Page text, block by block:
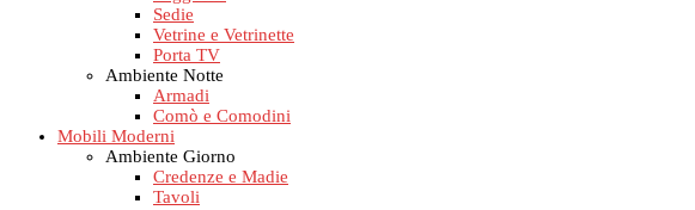
Sedie
Vetrine e Vetrinette
Porta TV
Ambiente Notte
Armadi
Comò e Comodini
Mobili Moderni
Ambiente Giorno
Credenze e Madie
Tavoli